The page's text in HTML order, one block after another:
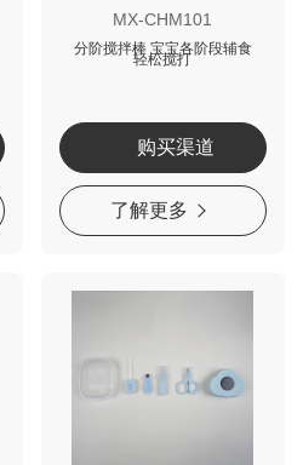
MX-CHM101
分阶搅拌棒 宝宝各阶段辅食
轻松搅打
购买渠道
了解更多